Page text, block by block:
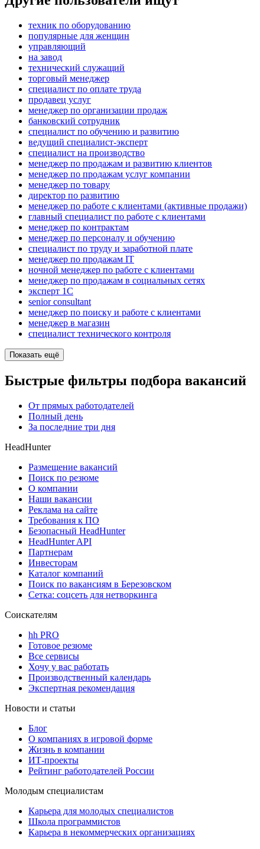
техник по оборудованию
популярные для женщин
управляющий
на завод
технический служащий
торговый менеджер
специалист по оплате труда
продавец услуг
менеджер по организации продаж
банковский сотрудник
специалист по обучению и развитию
ведущий специалист-эксперт
специалист на производство
менеджер по продажам и развитию клиентов
менеджер по продажам услуг компании
менеджер по товару
директор по развитию
менеджер по работе с клиентами (активные продажи)
главный специалист по работе с клиентами
менеджер по контрактам
менеджер по персоналу и обучению
специалист по труду и заработной плате
менеджер по продажам IT
ночной менеджер по работе с клиентами
менеджер по продажам в социальных сетях
эксперт 1С
senior consultant
менеджер по поиску и работе с клиентами
менеджер в магазин
специалист технического контроля
Показать ещё
Быстрые фильтры подбора вакансий
От прямых работодателей
Полный день
За последние три дня
HeadHunter
Размещение вакансий
Поиск по резюме
О компании
Наши вакансии
Реклама на сайте
Требования к ПО
Безопасный HeadHunter
HeadHunter API
Партнерам
Инвесторам
Каталог компаний
Поиск по вакансиям в Березовском
Сетка: соцсеть для нетворкинга
Соискателям
hh PRO
Готовое резюме
Все сервисы
Хочу у вас работать
Производственный календарь
Экспертная рекомендация
Новости и статьи
Блог
О компаниях в игровой форме
Жизнь в компании
ИТ-проекты
Рейтинг работодателей России
Молодым специалистам
Карьера для молодых специалистов
Школа программистов
Карьера в некоммерческих организациях